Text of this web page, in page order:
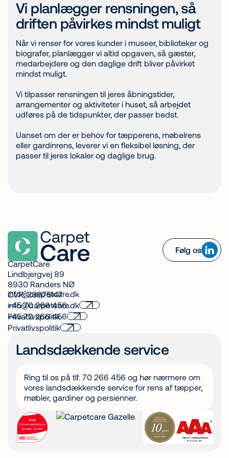
Vi planlægger rensningen, så
driften påvirkes mindst muligt
Når vi renser for vores kunder i museer, biblioteker og
biografer, planlægger vi altid opgaven, så gæster,
medarbejdere og den daglige drift bliver påvirket
mindst muligt.
Vi tilpasser rensningen til jeres åbningstider,
arrangementer og aktiviteter i huset, så arbejdet
udføres på de tidspunkter, der passer bedst.
Uanset om der er behov for tæpperens, møbelrens
eller gardinrens, leverer vi en fleksibel løsning, der
passer til jeres lokaler og daglige brug.
CarpetCare
Lindbjergvej 89
8930 Randers NØ
CVR: 28975147
Følg os
info@carpetcare.dk
info@carpetcare.dk
+45 70 266 456
+45 70 266 456
Privatlivspolitik
Privatlivspolitik
Landsdækkende service
Ring til os på tlf. 70 266 456 og hør nærmere om
vores landsdækkende service for rens af tæpper,
møbler, gardiner og persienner.